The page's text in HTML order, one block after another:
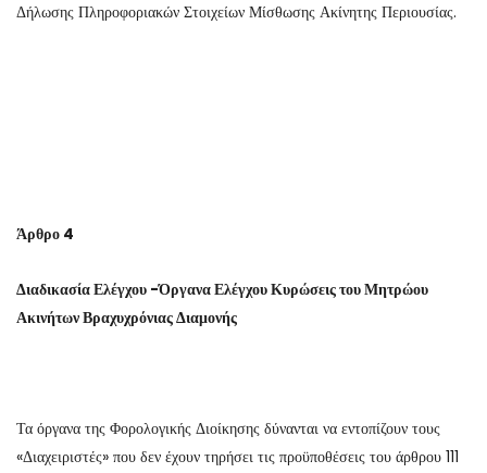
Δήλωσης Πληροφοριακών Στοιχείων Μίσθωσης Ακίνητης Περιουσίας.
Άρθρο 4
Διαδικασία Ελέγχου -Όργανα Ελέγχου Κυρώσεις του Μητρώου
Ακινήτων Βραχυχρόνιας Διαμονής
Τα όργανα της Φορολογικής Διοίκησης δύνανται να εντοπίζουν τους
«Διαχειριστές» που δεν έχουν τηρήσει τις προϋποθέσεις του άρθρου 111